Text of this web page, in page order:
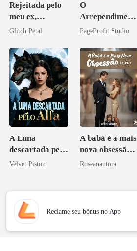
Rejeitada pelo
meu ex,
desejada pelo
Glitch Petal
O
Arrependiment
o do Alfa: O
da Híbrida
PageProfit Studio
A Luna
descartada pelo
Alfa
Velvet Piston
A babá é a mais
nova obsessão
do CEO
Roseanautora
Reclame seu bônus no App